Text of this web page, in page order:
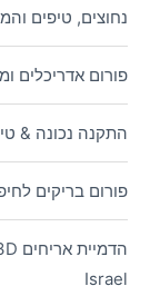
נחוצים, טיפים
פורום אדריכלים
התקנה נכונה &
פורום בריקים
Israel